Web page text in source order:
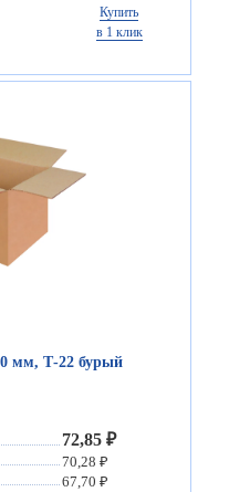
Купить
в 1 клик
мм, Т-22 бурый
72,85 ₽
70,28 ₽
67,70 ₽